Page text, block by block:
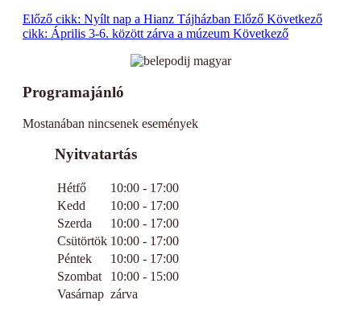
Előző cikk: Nyílt nap a Hianz Tájházban Előző Következő
cikk: Április 3-6. között zárva a múzeum Következő
Programajánló
Mostanában nincsenek események
Nyitvatartás
Hétfő
10:00 - 17:00
Kedd
10:00 - 17:00
Szerda
10:00 - 17:00
Csütörtök 10:00 - 17:00
Péntek
10:00 - 17:00
Szombat
10:00 - 15:00
Vasárnap zárva